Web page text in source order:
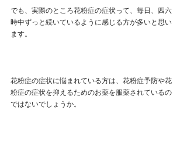
でも、実際のところ花粉症の症状って、毎日、四六
時中ずっと続いているように感じる方が多いと思い
ます。
花粉症の症状に悩まれている方は、花粉症予防や花
粉症の症状を抑えるためのお薬を服薬されているの
ではないでしょうか。